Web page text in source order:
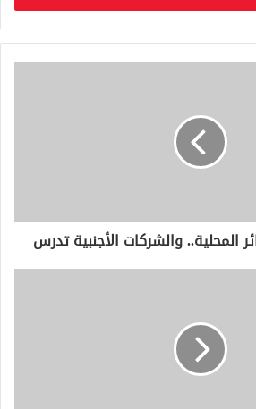
المحلية.. والشركات الأجنبية تدرس